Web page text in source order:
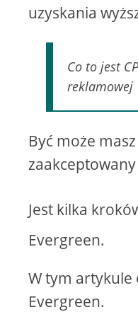
uzyskania
Co to jest
reklamowej
Być może
Jest kilka
Evergreen.
W tym artykule
Evergreen.